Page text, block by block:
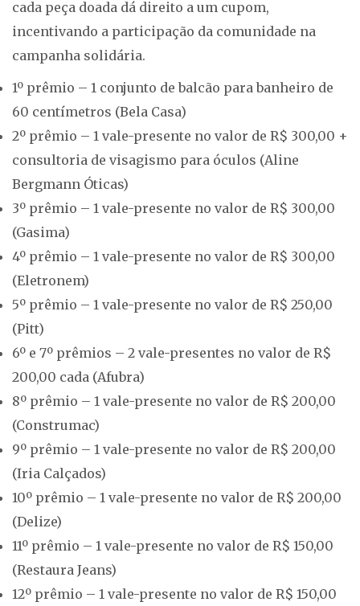
cada peça doada dá direito a um cupom,
incentivando a participação da comunidade na
campanha solidária.
1º prêmio – 1 conjunto de balcão para banheiro de
60 centímetros (Bela Casa)
2º prêmio – 1 vale-presente no valor de R$ 300,00 +
consultoria de visagismo para óculos (Aline
Bergmann Óticas)
3º prêmio – 1 vale-presente no valor de R$ 300,00
(Gasima)
4º prêmio – 1 vale-presente no valor de R$ 300,00
(Eletronem)
5º prêmio – 1 vale-presente no valor de R$ 250,00
(Pitt)
6º e 7º prêmios – 2 vale-presentes no valor de R$
200,00 cada (Afubra)
8º prêmio – 1 vale-presente no valor de R$ 200,00
(Construmac)
9º prêmio – 1 vale-presente no valor de R$ 200,00
(Iria Calçados)
10º prêmio – 1 vale-presente no valor de R$ 200,00
(Delize)
11º prêmio – 1 vale-presente no valor de R$ 150,00
(Restaura Jeans)
12º prêmio – 1 vale-presente no valor de R$ 150,00